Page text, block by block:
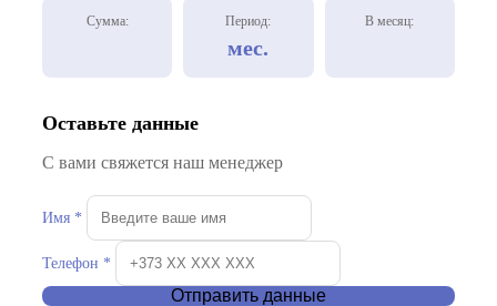
Сумма: Период:
мес.
В месяц:
Оставьте данные
С вами свяжется наш менеджер
Имя *
Телефон *
Отправить данные